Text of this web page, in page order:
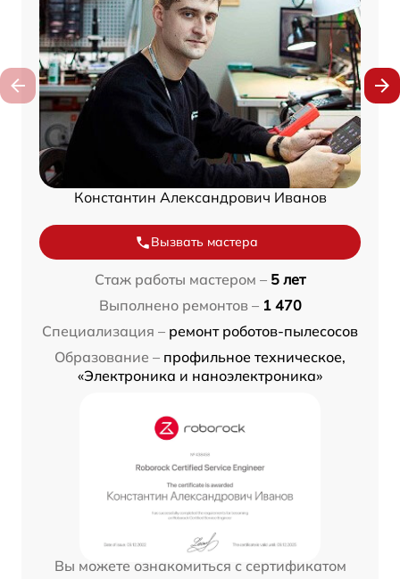
Константин Александрович Иванов
Вызвать мастера
Стаж работы мастером – 5 лет
Выполнено ремонтов – 1 470
Специализация – ремонт роботов-пылесосов
Образование – профильное техническое,
«Электроника и наноэлектроника»
Вы можете ознакомиться с сертификатом